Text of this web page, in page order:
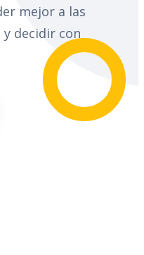
mejor a las
decidir con